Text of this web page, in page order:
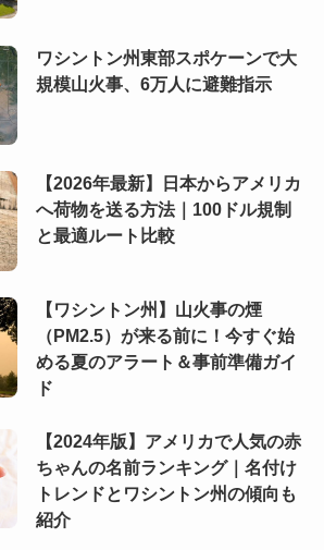
ワシントン州東部スポケーンで大
規模山火事、6万人に避難指示
【2026年最新】日本からアメリカ
へ荷物を送る方法｜100ドル規制
と最適ルート比較
【ワシントン州】山火事の煙
（PM2.5）が来る前に！今すぐ始
める夏のアラート＆事前準備ガイ
ド
【2024年版】アメリカで人気の赤
ちゃんの名前ランキング｜名付け
トレンドとワシントン州の傾向も
紹介